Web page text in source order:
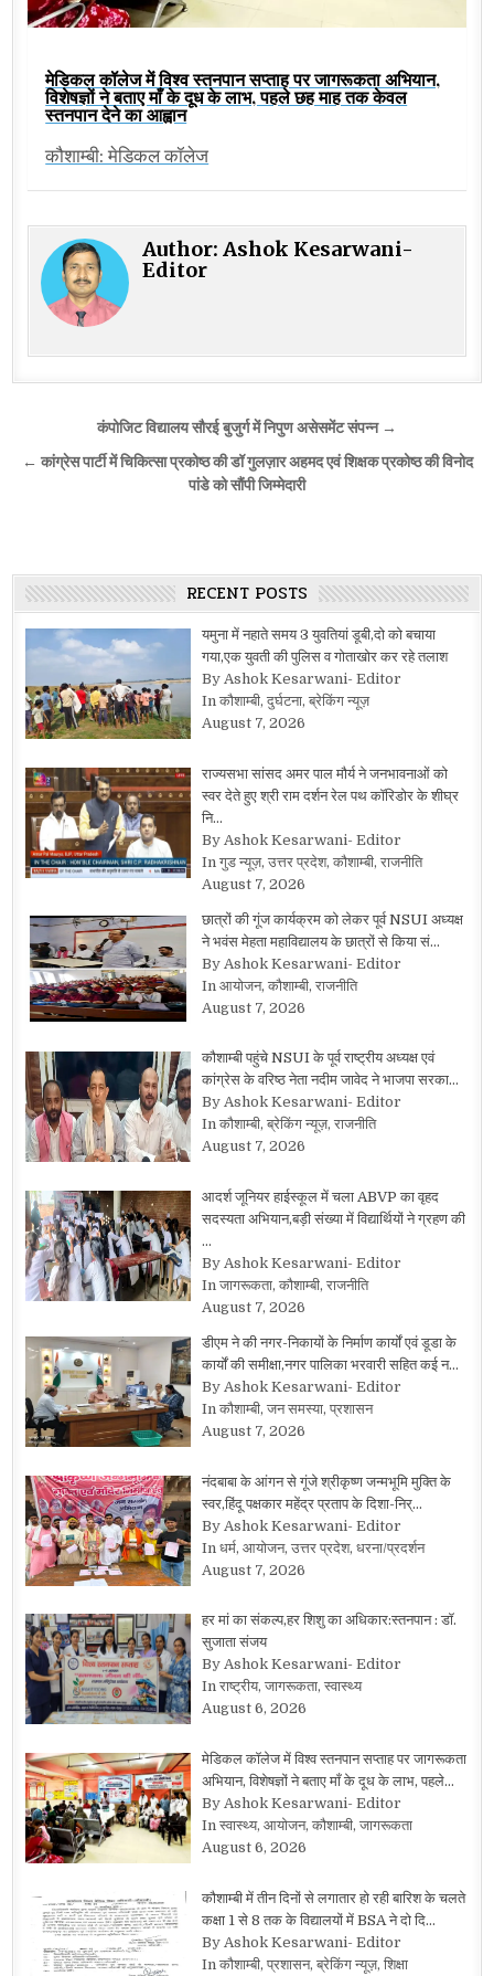
मेडिकल कॉलेज में विश्व स्तनपान सप्ताह पर जागरूकता अभियान,
विशेषज्ञों ने बताए माँ के दूध के लाभ, पहले छह माह तक केवल
स्तनपान देने का आह्वान
कौशाम्बी: मेडिकल कॉलेज
Author:Ashok Kesarwani-
Editor
navigation
कंपोजिट विद्यालय सौरई बुजुर्ग में निपुण असेसमेंट संपन्न →
← कांग्रेस पार्टी में चिकित्सा प्रकोष्ठ की डॉ गुलज़ार अहमद एवं शिक्षक प्रकोष्ठ की विनोद
पांडे को सौंपी जिम्मेदारी
RECENT POSTS
यमुना में नहाते समय 3 युवतियां डूबी,दो को बचाया
गया,एक युवती की पुलिस व गोताखोर कर रहे तलाश
By Ashok Kesarwani- Editor
In कौशाम्बी, दुर्घटना, ब्रेकिंग न्यूज़
August 7, 2026
राज्यसभा सांसद अमर पाल मौर्य ने जनभावनाओं को
स्वर देते हुए श्री राम दर्शन रेल पथ कॉरिडोर के शीघ्र
नि…
By Ashok Kesarwani- Editor
In गुड न्यूज़, उत्तर प्रदेश, कौशाम्बी, राजनीति
August 7, 2026
छात्रों की गूंज कार्यक्रम को लेकर पूर्व NSUI अध्यक्ष
ने भवंस मेहता महाविद्यालय के छात्रों से किया सं…
By Ashok Kesarwani- Editor
In आयोजन, कौशाम्बी, राजनीति
August 7, 2026
कौशाम्बी पहुंचे NSUI के पूर्व राष्ट्रीय अध्यक्ष एवं
कांग्रेस के वरिष्ठ नेता नदीम जावेद ने भाजपा सरका…
By Ashok Kesarwani- Editor
In कौशाम्बी, ब्रेकिंग न्यूज़, राजनीति
August 7, 2026
आदर्श जूनियर हाईस्कूल में चला ABVP का वृहद
सदस्यता अभियान,बड़ी संख्या में विद्यार्थियों ने ग्रहण की
…
By Ashok Kesarwani- Editor
In जागरूकता, कौशाम्बी, राजनीति
August 7, 2026
डीएम ने की नगर-निकायों के निर्माण कार्यों एवं डूडा के
कार्यों की समीक्षा,नगर पालिका भरवारी सहित कई न…
By Ashok Kesarwani- Editor
In कौशाम्बी, जन समस्या, प्रशासन
August 7, 2026
नंदबाबा के आंगन से गूंजे श्रीकृष्ण जन्मभूमि मुक्ति के
स्वर,हिंदू पक्षकार महेंद्र प्रताप के दिशा-निर्…
By Ashok Kesarwani- Editor
In धर्म, आयोजन, उत्तर प्रदेश, धरना/प्रदर्शन
August 7, 2026
हर मां का संकल्प,हर शिशु का अधिकार:स्तनपान : डॉ.
सुजाता संजय
By Ashok Kesarwani- Editor
In राष्ट्रीय, जागरूकता, स्वास्थ्य
August 6, 2026
मेडिकल कॉलेज में विश्व स्तनपान सप्ताह पर जागरूकता
अभियान, विशेषज्ञों ने बताए माँ के दूध के लाभ, पहले…
By Ashok Kesarwani- Editor
In स्वास्थ्य, आयोजन, कौशाम्बी, जागरूकता
August 6, 2026
कौशाम्बी में तीन दिनों से लगातार हो रही बारिश के चलते
कक्षा 1 से 8 तक के विद्यालयों में BSA ने दो दि…
By Ashok Kesarwani- Editor
In कौशाम्बी, प्रशासन, ब्रेकिंग न्यूज़, शिक्षा